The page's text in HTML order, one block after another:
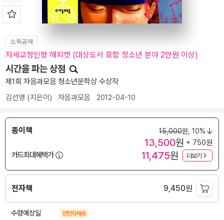
소득공제
자세교정인형 해피캣 (대상도서 포함 청소년 분야 2만원 이상)
시간을 파는 상점
제1회 자음과모음 청소년문학상 수상작
김선영 (지은이) 자음과모음 2012-04-10
종이책 15,000원, 10%
13,500원 + 750원
카드최대혜택가
11,475원 더보기
전자책 9,450원
수령예상일 양탄자배송